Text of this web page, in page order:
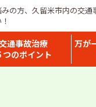
の方、久留米市内の交
通事故治療
つのポイント
万が